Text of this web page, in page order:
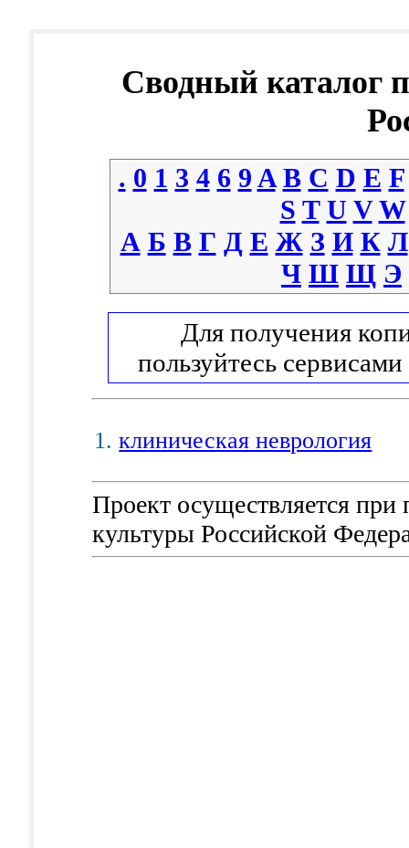
Сводный каталог
. 0 1 3 4 6 9 A B C D E F
S T U V W
А Б В Г Д Е Ж З И К Л
Ч Ш Щ Э
Для получения
пользуйтесь сервисами
клиническая неврология
Проект осуществляется
культуры Российской